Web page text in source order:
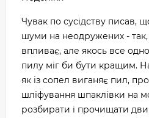
Чувак по сусідству писав,
шуми на неодружених - так,
впливає, але якось все
пилу міг би бути кращим.
як із сопел виганяє пил,
шліфування шпаклівки на
розбирати і прочищати